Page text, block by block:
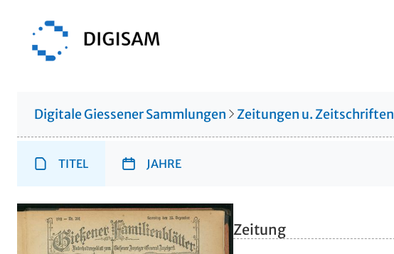
Digitale Giessener Sammlungen Zeitungen u. Zeitschriften
TITEL JAHRE
Zeitung